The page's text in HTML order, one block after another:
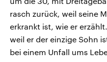
rasch zurück, weil seine
erkrankt ist, wie er
weil er der einzige Sohn
bei einem Unfall ums